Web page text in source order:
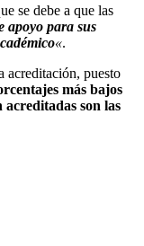
se debe a que las
apoyo para sus
«.
acreditación, puesto
más bajos
acreditadas son las